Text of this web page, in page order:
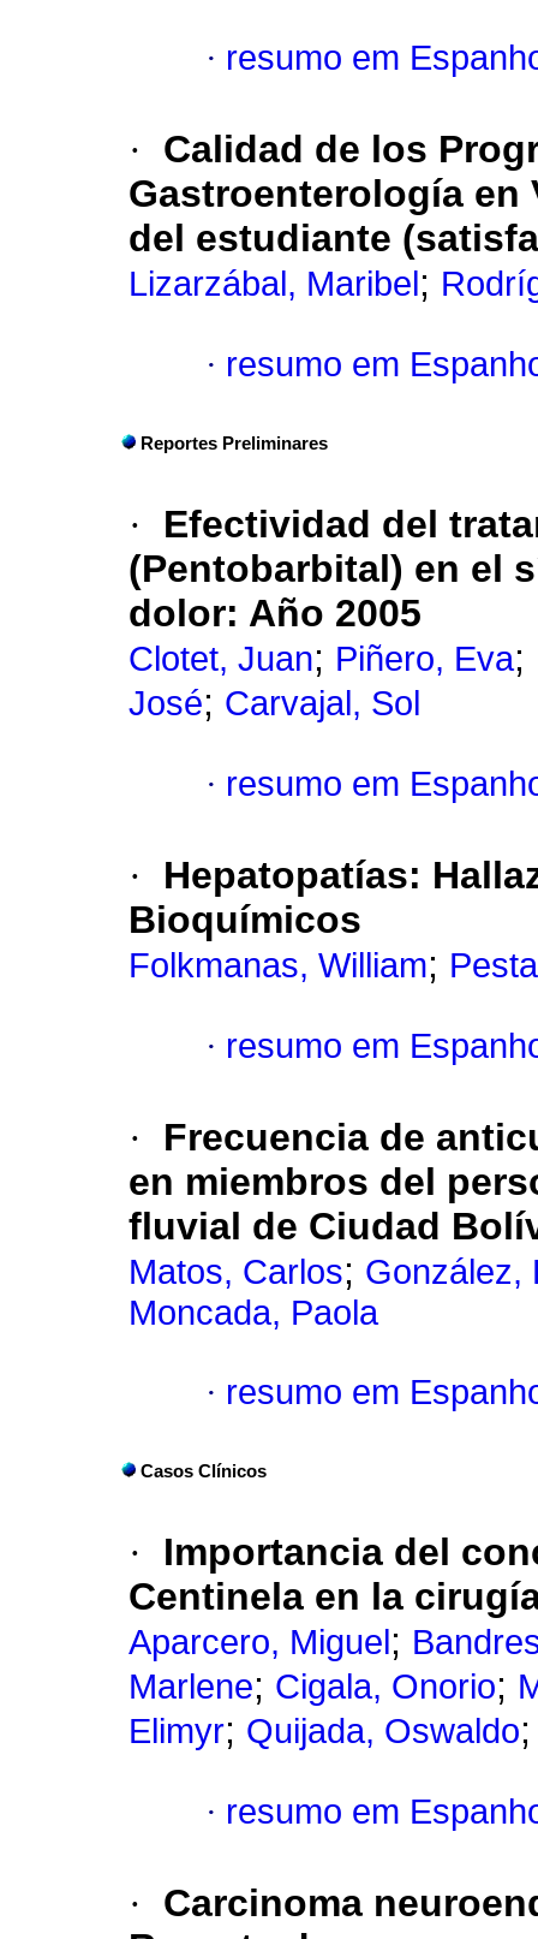
· resumo em
·
Calidad de los
Gastroenterología en
del estudiante
Lizarzábal, Maribel ;
· resumo em
Reportes Preliminares
·
Efectividad del
(Pentobarbital) en el
dolor: Año 2005
Clotet, Juan; Piñero, Eva;
José; Carvajal, Sol
· resumo em
· Hepatopatías:
Bioquímicos
Folkmanas, William;
· resumo em
·
Frecuencia de
en miembros del
fluvial de Ciudad
Matos, Carlos; González,
Moncada, Paola
· resumo em
Casos Clínicos
·
Importancia del
Centinela en la
Aparcero, Miguel ;
Marlene; Cigala, Onorio;
Elimyr; Quijada, Oswaldo
· resumo em
·
Carcinoma